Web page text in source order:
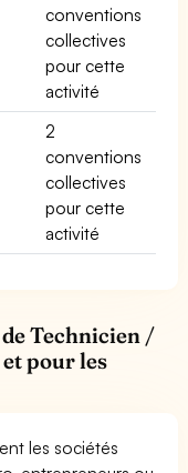
conventions
collectives
pour cette
activité
2
conventions
collectives
pour cette
activité
Technicien /
pour les
les sociétés